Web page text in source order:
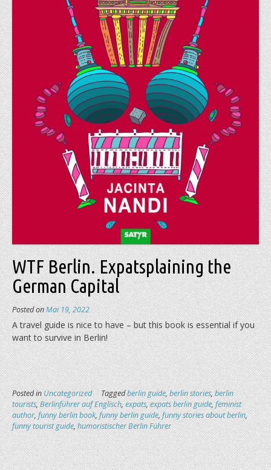
WTF Berlin. Expatsplaining the
German Capital
Posted onMai 19, 2022
A travel guide is nice to have – but this book is essential if you
want to survive in Berlin!
Posted inUncategorized Taggedberlin guide,berlin stories,berlin
tourists,Berlinführer auf Englisch,expats,expats berlin guide,feminist
author,funny berlin book,funny berlin guide,funny stories about berlin,
funny tourist guide,humoristischer Berlin Führer